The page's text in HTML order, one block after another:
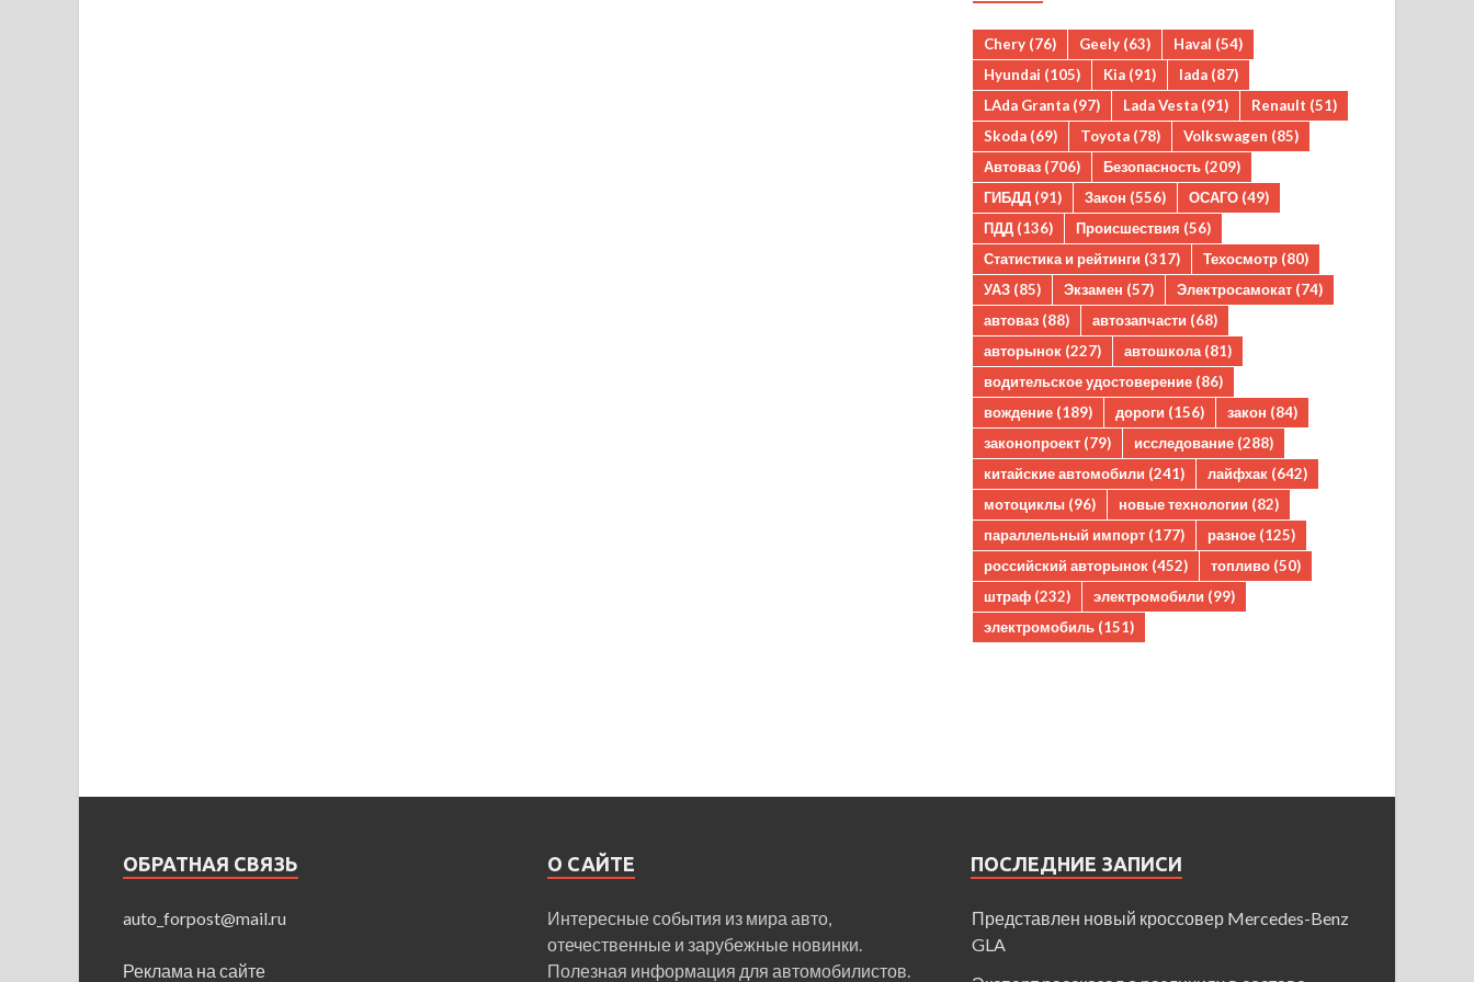
Chery (76) Geely (63) Haval (54)
Hyundai (105) Kia (91) lada (87)
LAda Granta (97) Lada Vesta (91) Renault (51)
Skoda (69) Toyota (78) Volkswagen (85)
Автоваз (706) Безопасность (209)
ГИБДД (91) Закон (556) ОСАГО (49)
ПДД (136) Происшествия (56)
Статистика и рейтинги (317) Техосмотр (80)
УАЗ (85) Экзамен (57) Электросамокат (74)
автоваз (88) автозапчасти (68)
авторынок (227) автошкола (81)
водительское удостоверение (86)
вождение (189) дороги (156) закон (84)
законопроект (79) исследование (288)
китайские автомобили (241) лайфхак (642)
мотоциклы (96) новые технологии (82)
параллельный импорт (177) разное (125)
российский авторынок (452) топливо (50)
штраф (232) электромобили (99)
электромобиль (151)
ОБРАТНАЯ СВЯЗЬ
auto_forpost@mail.ru
Реклама на сайте
О САЙТЕ
Интересные события из мира авто,
отечественные и зарубежные новинки.
Полезная информация для автомобилистов.
ПОСЛЕДНИЕ ЗАПИСИ
Представлен новый кроссовер Mercedes-Benz
GLA